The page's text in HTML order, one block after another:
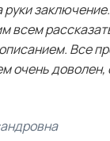
всем
Все
очень доволен,